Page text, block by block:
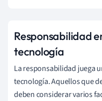
Responsabilidad
tecnología
La responsabilidad juega
tecnología. Aquellos que
deben considerar varios